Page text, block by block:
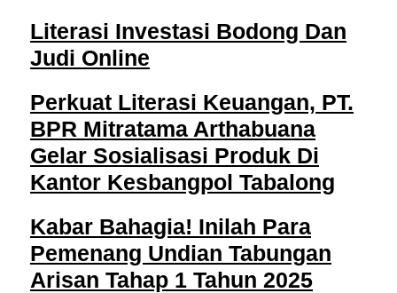
Literasi Investasi Bodong Dan
Judi Online
Perkuat Literasi Keuangan, PT.
BPR Mitratama Arthabuana
Gelar Sosialisasi Produk Di
Kantor Kesbangpol Tabalong
Kabar Bahagia! Inilah Para
Pemenang Undian Tabungan
Arisan Tahap 1 Tahun 2025